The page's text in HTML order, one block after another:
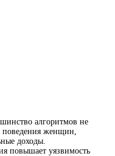
алгоритмов не
поведения женщин,
доходы.
повышает уязвимость